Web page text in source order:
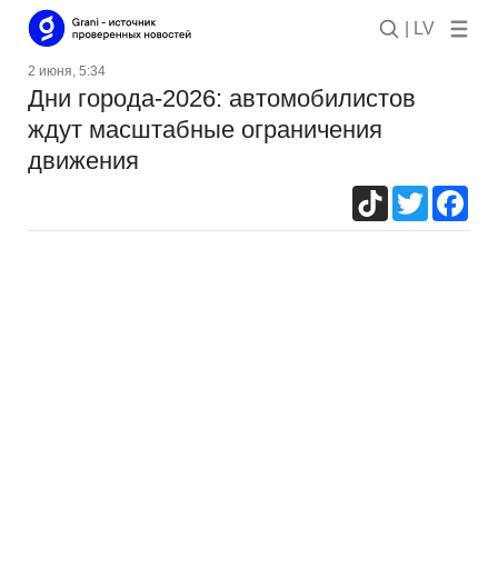
| LV
2 июня, 5:34
Дни города-2026: автомобилистов
ждут масштабные ограничения
движения
TikTokTwitter